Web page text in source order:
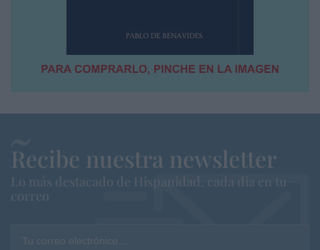
Recibe nuestra newsletter
Lo más destacado de Hispanidad, cada dia en tu
correo
Tu correo electrónico...